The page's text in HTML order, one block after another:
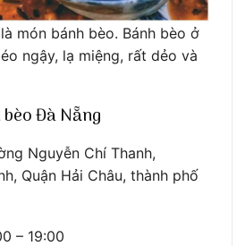
món bánh bèo. Bánh bèo ở
ngậy, lạ miệng, rất dẻo và
Đà Nẵng
Nguyễn Chí Thanh,
Quận Hải Châu, thành phố
– 19:00